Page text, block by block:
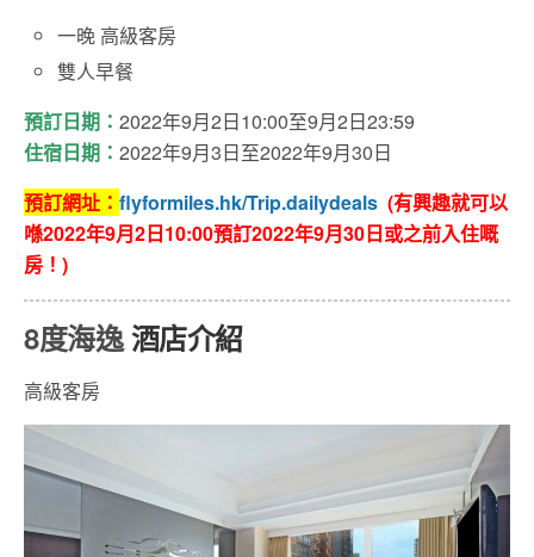
一晚 高級客房
雙人早餐
預訂日期： 2022年9月2日10:00至9月2日23:59
住宿日期： 2022年9月3日至2022年9月30日
預訂網址： flyformiles.hk/Trip.dailydeals (有興趣就可以
喺2022年9月2日10:00預訂2022年9月30日或之前入住嘅
房！)
8度海逸酒店介紹
高級客房